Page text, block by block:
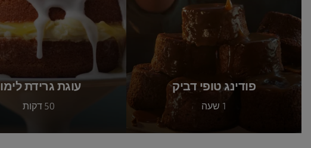
פודינג טופי דביק
1 שעה
עוגת גרידת לימון
50 דקות